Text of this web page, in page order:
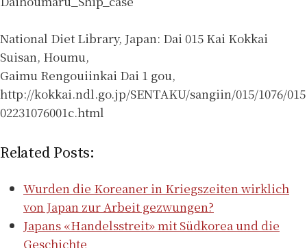
National Diet Library, Japan: Dai 015 Kai Kokkai
Suisan, Houmu,
Gaimu Rengouiinkai Dai 1 gou,
http://kokkai.ndl.go.jp/SENTAKU/sangiin/015/1076/015
02231076001c.html
Related Posts:
Wurden die Koreaner in Kriegszeiten wirklich
von Japan zur Arbeit gezwungen?
Japans «Handelsstreit» mit Südkorea und die
Geschichte